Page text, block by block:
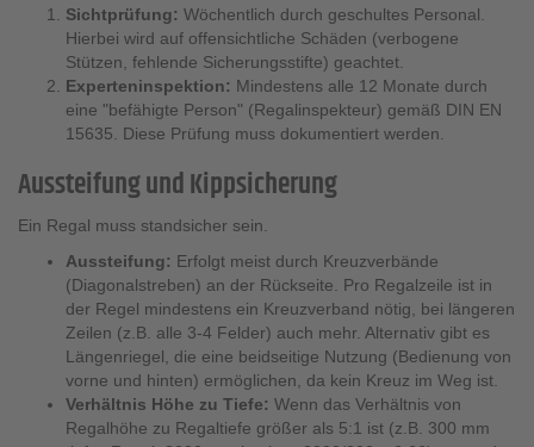
Sichtprüfung: Wöchentlich durch geschultes Personal.
Hierbei wird auf offensichtliche Schäden (verbogene
Stützen, fehlende Sicherungsstifte) geachtet.
Experteninspektion: Mindestens alle 12 Monate durch
eine "befähigte Person" (Regalinspekteur) gemäß DIN EN
15635. Diese Prüfung muss dokumentiert werden.
Aussteifung und Kippsicherung
Ein Regal muss standsicher sein.
Aussteifung: Erfolgt meist durch Kreuzverbände
(Diagonalstreben) an der Rückseite. Pro Regalzeile ist in
der Regel mindestens ein Kreuzverband nötig, bei längeren
Zeilen (z.B. alle 3-4 Felder) auch mehr. Alternativ gibt es
Längenriegel, die eine beidseitige Nutzung (Bedienung von
vorne und hinten) ermöglichen, da kein Kreuz im Weg ist.
Verhältnis Höhe zu Tiefe: Wenn das Verhältnis von
Regalhöhe zu Regaltiefe größer als 5:1 ist (z.B. 300 mm